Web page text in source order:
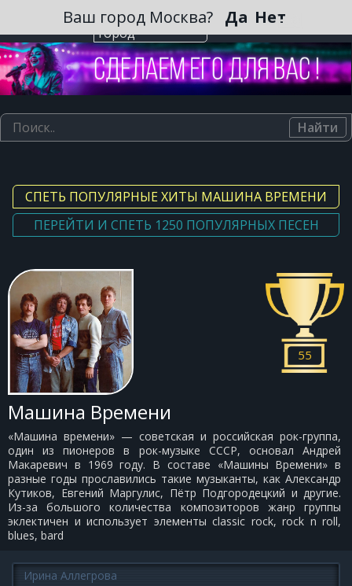
Выберите
город
Ваш город Москва? Да Нет
Найти
СПЕТЬ ПОПУЛЯРНЫЕ ХИТЫ МАШИНА ВРЕМЕНИ
ПЕРЕЙТИ И СПЕТЬ 1250 ПОПУЛЯРНЫХ ПЕСЕН
Машина Времени
«Машина времени» — советская и российская рок-группа,
один из пионеров в рок-музыке СССР, основал Андрей
Макаревич в 1969 году. В составе «Машины Времени» в
разные годы прославились такие музыканты, как Александр
Кутиков, Евгений Маргулис, Пётр Подгородецкий и другие.
Из-за большого количества композиторов жанр группы
эклектичен и использует элементы classic rock, rock n roll,
blues, bard
55
Ирина Аллегрова